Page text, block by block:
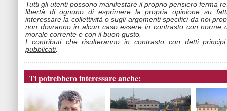
Tutti gli utenti possono manifestare il proprio pensiero ferma
libertà di ognuno di esprimere la propria opinione su
interessare la collettività o sugli argomenti specifici da noi
non dovranno in alcun caso essere in contrasto con norme
morale corrente e con il buon gusto.
I contributi che risulteranno in contrasto con detti
pubblicati.
Ti potrebbero interessare anche: